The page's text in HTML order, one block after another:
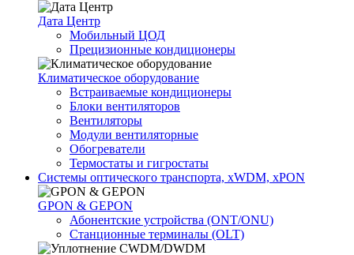
Дата Центр
Мобильный ЦОД
Прецизионные кондиционеры
Климатичeское оборудование
Встраиваемые кондиционеры
Блоки вентиляторов
Вентиляторы
Модули вентиляторные
Обогреватели
Термостаты и гигростаты
Системы оптического транспорта, xWDM, xPON
GPON & GEPON
Абонентские устройства (ONT/ONU)
Станционные терминалы (OLT)